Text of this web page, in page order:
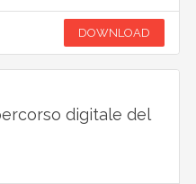
DOWNLOAD
digitale del